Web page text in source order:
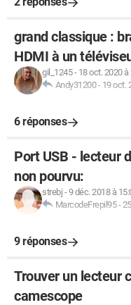
grand classique :
HDMI à un
gil_1245- 18 oct. 2020 à
Andy31200- 19 oct.
6 réponses
Port USB - lecteur
non pourvu:
strebj -9 déc. 2018 à
MarcodeFrepil95-
9 réponses
Trouver un lecteur
camescope